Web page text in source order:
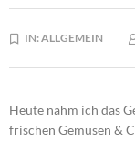
IN:ALLGEMEIN
Heute nahm ich das
frischen Gemüsen &